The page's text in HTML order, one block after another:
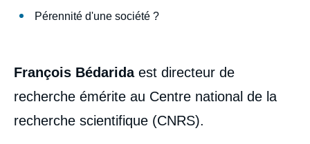
Pérennité d'une société ?
François Bédaridaest directeur de
recherche émérite au Centre national de la
recherche scientifique (CNRS).